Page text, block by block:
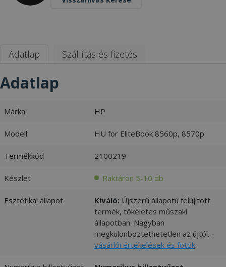
Adatlap Szállítás és fizetés
Adatlap
Márka HP
Modell HU for EliteBook 8560p, 8570p
Termékkód 2100219
Készlet Raktáron 5-10 db
Esztétikai állapot Kiváló: Újszerű állapotú felújított
termék, tökéletes műszaki
állapotban. Nagyban
megkülönböztethetetlen az újtól. -
vásárlói értékelések és fotók